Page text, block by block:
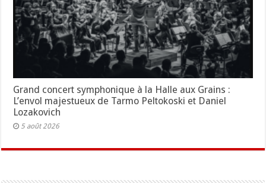
Grand concert symphonique à la Halle aux Grains :
L’envol majestueux de Tarmo Peltokoski et Daniel
Lozakovich
5 août 2026